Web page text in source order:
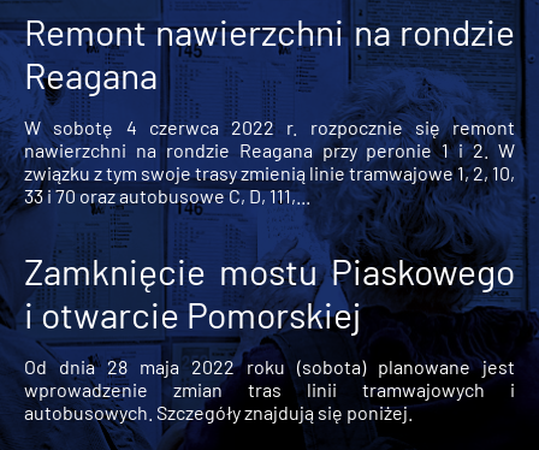
Remont nawierzchni na rondzie
Reagana
W sobotę 4 czerwca 2022 r. rozpocznie się remont
nawierzchni na rondzie Reagana przy peronie 1 i 2. W
związku z tym swoje trasy zmienią linie tramwajowe 1, 2, 10,
33 i 70 oraz autobusowe C, D, 111,...
Zamknięcie mostu Piaskowego
i otwarcie Pomorskiej
Od dnia 28 maja 2022 roku (sobota) planowane jest
wprowadzenie zmian tras linii tramwajowych i
autobusowych. Szczegóły znajdują się poniżej.